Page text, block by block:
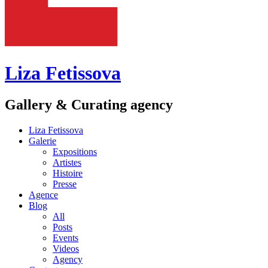
Liza Fetissova
Gallery & Curating agency
Liza Fetissova
Galerie
Expositions
Artistes
Histoire
Presse
Agence
Blog
All
Posts
Events
Videos
Agency